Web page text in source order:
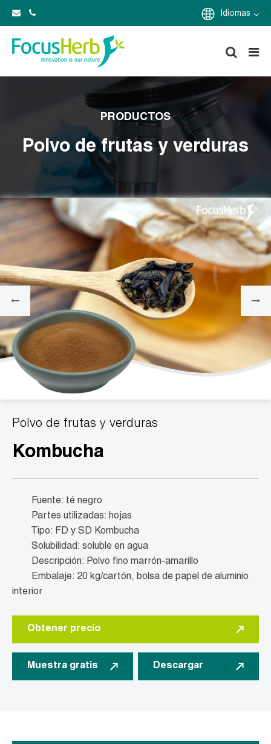
Idiomas
PRODUCTOS
Polvo de frutas y verduras
Polvo de frutas y verduras
Kombucha
Fuente: té negro
Partes utilizadas: hojas
Tipo: FD y SD Kombucha
Solubilidad: soluble en agua
Descripción: Polvo fino marrón-amarillo
Embalaje: 20 kg/cartón, bolsa de papel de aluminio
interior
Obtener precio
Muestra gratis Descargar